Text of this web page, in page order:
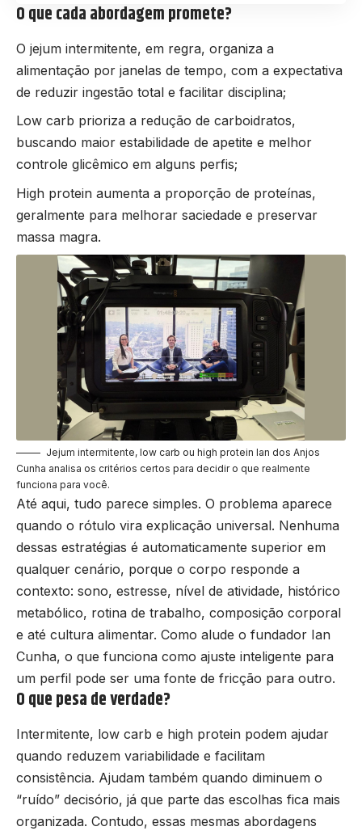
O que cada abordagem promete?
O jejum intermitente, em regra, organiza a
alimentação por janelas de tempo, com a expectativa
de reduzir ingestão total e facilitar disciplina;
Low carb prioriza a redução de carboidratos,
buscando maior estabilidade de apetite e melhor
controle glicêmico em alguns perfis;
High protein aumenta a proporção de proteínas,
geralmente para melhorar saciedade e preservar
massa magra.
Jejum intermitente, low carb ou high protein Ian dos Anjos
Cunha analisa os critérios certos para decidir o que realmente
funciona para você.
Até aqui, tudo parece simples. O problema aparece
quando o rótulo vira explicação universal. Nenhuma
dessas estratégias é automaticamente superior em
qualquer cenário, porque o corpo responde a
contexto: sono, estresse, nível de atividade, histórico
metabólico, rotina de trabalho, composição corporal
e até cultura alimentar. Como alude o fundador Ian
Cunha, o que funciona como ajuste inteligente para
um perfil pode ser uma fonte de fricção para outro.
O que pesa de verdade?
Intermitente, low carb e high protein podem ajudar
quando reduzem variabilidade e facilitam
consistência. Ajudam também quando diminuem o
“ruído” decisório, já que parte das escolhas fica mais
organizada. Contudo, essas mesmas abordagens